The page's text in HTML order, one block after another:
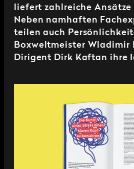
liefert zahlreiche Ansätze
Neben namhaften
teilen auch
Boxweltmeister Wladimir
Dirigent Dirk Kaftan ihre